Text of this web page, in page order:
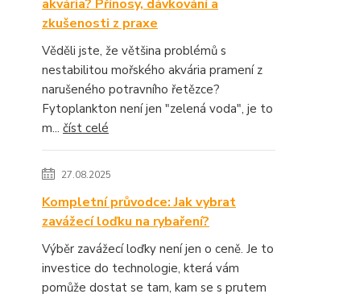
akvária? Přínosy, dávkování a
zkušenosti z praxe
Věděli jste, že většina problémů s
nestabilitou mořského akvária pramení z
narušeného potravního řetězce?
Fytoplankton není jen "zelená voda", je to
m... číst celé
27.08.2025
Kompletní průvodce: Jak vybrat
zavážecí loďku na rybaření?
Výběr zavážecí loďky není jen o ceně. Je to
investice do technologie, která vám
pomůže dostat se tam, kam se s prutem